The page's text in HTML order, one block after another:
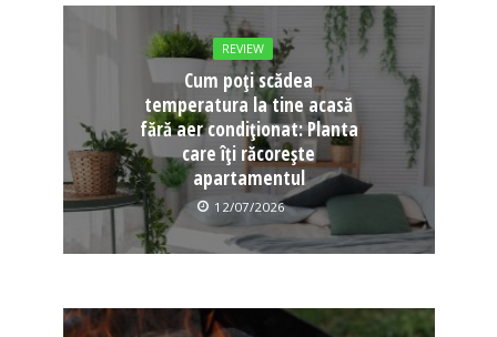
REVIEW
Cum poți scădea
temperatura la tine acasă
fără aer condiționat: Planta
care îți răcorește
apartamentul
12/07/2026